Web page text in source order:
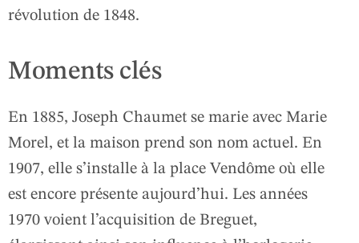
révolution de 1848.
Moments clés
En 1885, Joseph Chaumet se marie avec Marie
Morel, et la maison prend son nom actuel. En
1907, elle s’installe à la place Vendôme où elle
est encore présente aujourd’hui. Les années
1970 voient l’acquisition de Breguet,